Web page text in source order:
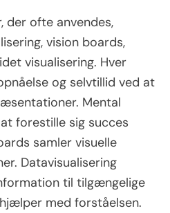
der ofte anvendes,
vision boards,
visualisering. Hver
og selvtillid ved at
Mental
forestille sig succes
samler visuelle
Datavisualisering
til tilgængelige
med forståelsen.